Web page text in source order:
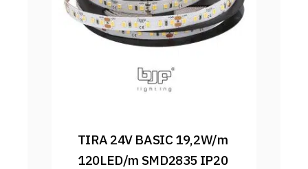
TIRA 24V BASIC 19,2W/m
120LED/m SMD2835 IP20